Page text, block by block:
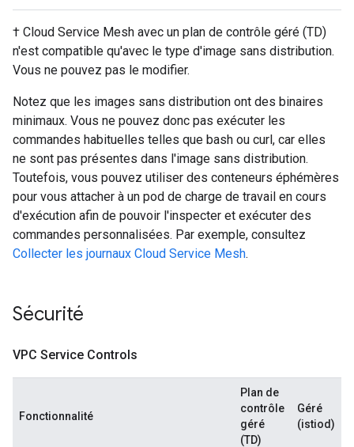
† Cloud Service Mesh avec un plan de contrôle géré (TD)
n'est compatible qu'avec le type d'image sans distribution.
Vous ne pouvez pas le modifier.
Notez que les images sans distribution ont des binaires
minimaux. Vous ne pouvez donc pas exécuter les
commandes habituelles telles que bash ou curl, car elles
ne sont pas présentes dans l'image sans distribution.
Toutefois, vous pouvez utiliser des conteneurs éphémères
pour vous attacher à un pod de charge de travail en cours
d'exécution afin de pouvoir l'inspecter et exécuter des
commandes personnalisées. Par exemple, consultez
Collecter les journaux Cloud Service Mesh.
Sécurité
VPC Service Controls
Fonctionnalité
Plan de
contrôle
géré
(TD)
Géré
(istiod)